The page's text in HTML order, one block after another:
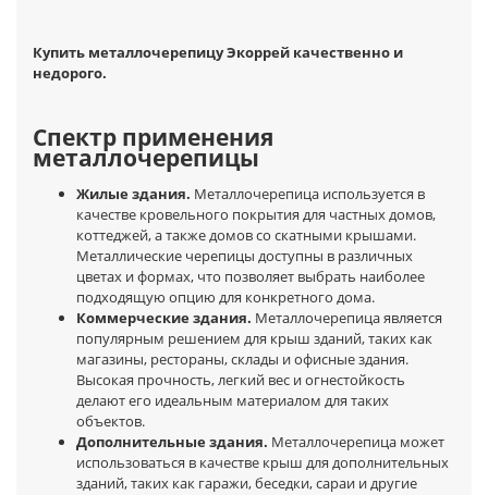
Купить металлочерепицу Экоррей качественно и
недорого.
Спектр применения
металлочерепицы
Жилые здания. Металлочерепица используется в
качестве кровельного покрытия для частных домов,
коттеджей, а также домов со скатными крышами.
Металлические черепицы доступны в различных
цветах и формах, что позволяет выбрать наиболее
подходящую опцию для конкретного дома.
Коммерческие здания. Металлочерепица является
популярным решением для крыш зданий, таких как
магазины, рестораны, склады и офисные здания.
Высокая прочность, легкий вес и огнестойкость
делают его идеальным материалом для таких
объектов.
Дополнительные здания. Металлочерепица может
использоваться в качестве крыш для дополнительных
зданий, таких как гаражи, беседки, сараи и другие